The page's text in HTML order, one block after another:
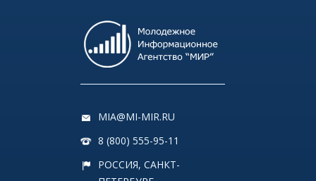
MIA@MI-MIR.RU
8 (800) 555-95-11
РОССИЯ, САНКТ-